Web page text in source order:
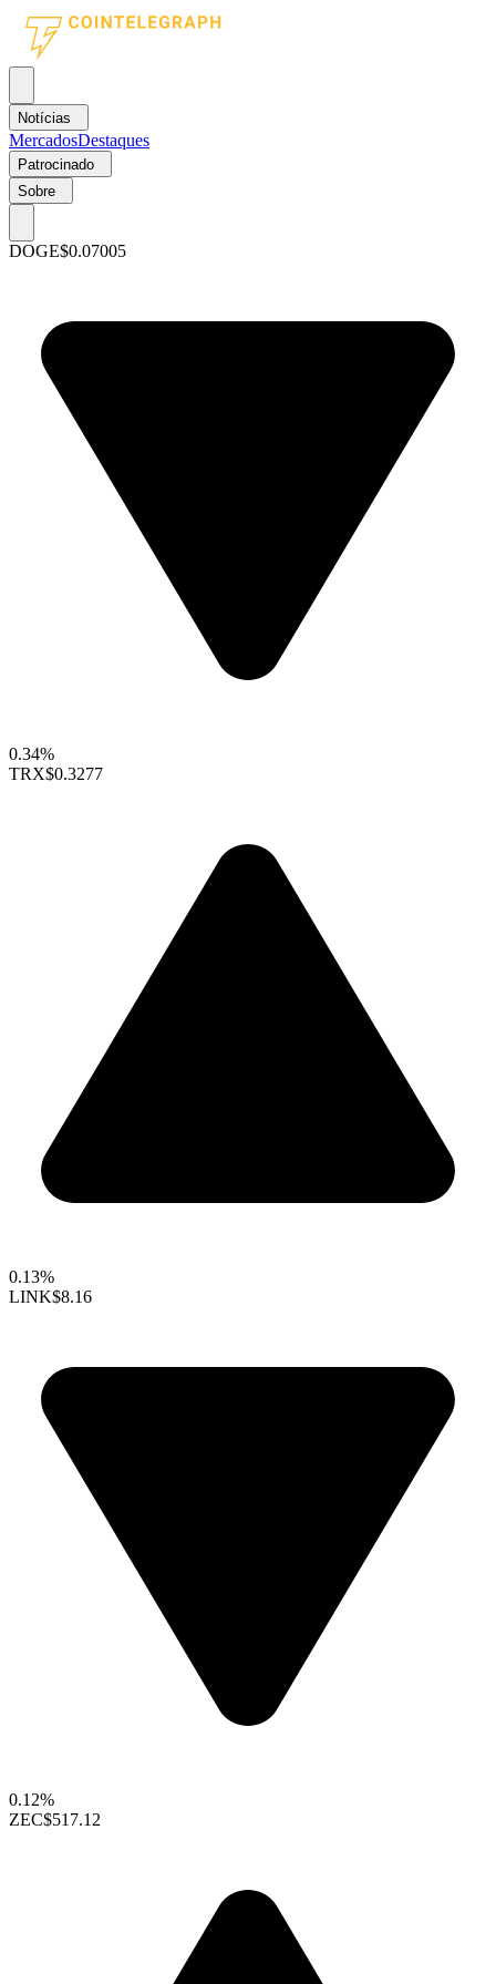
Notícias
MercadosDestaques
Patrocinado
Sobre
DOGE$0.07005
0.34%
TRX$0.3277
0.13%
LINK$8.16
0.12%
ZEC$517.12